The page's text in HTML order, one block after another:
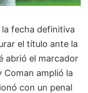
la fecha definitiva
el título ante la
abrió el marcador
Coman amplió la
con un penal